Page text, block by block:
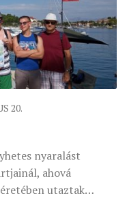
20.
nyaralást
ahová
utaztak…